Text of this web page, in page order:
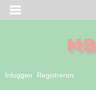
Inloggen Registreren